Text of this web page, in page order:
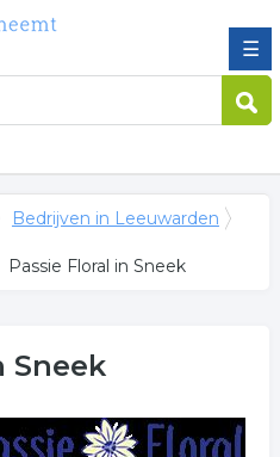
☰
Bedrijven in Leeuwarden
Passie Floral in Sneek
Sneek